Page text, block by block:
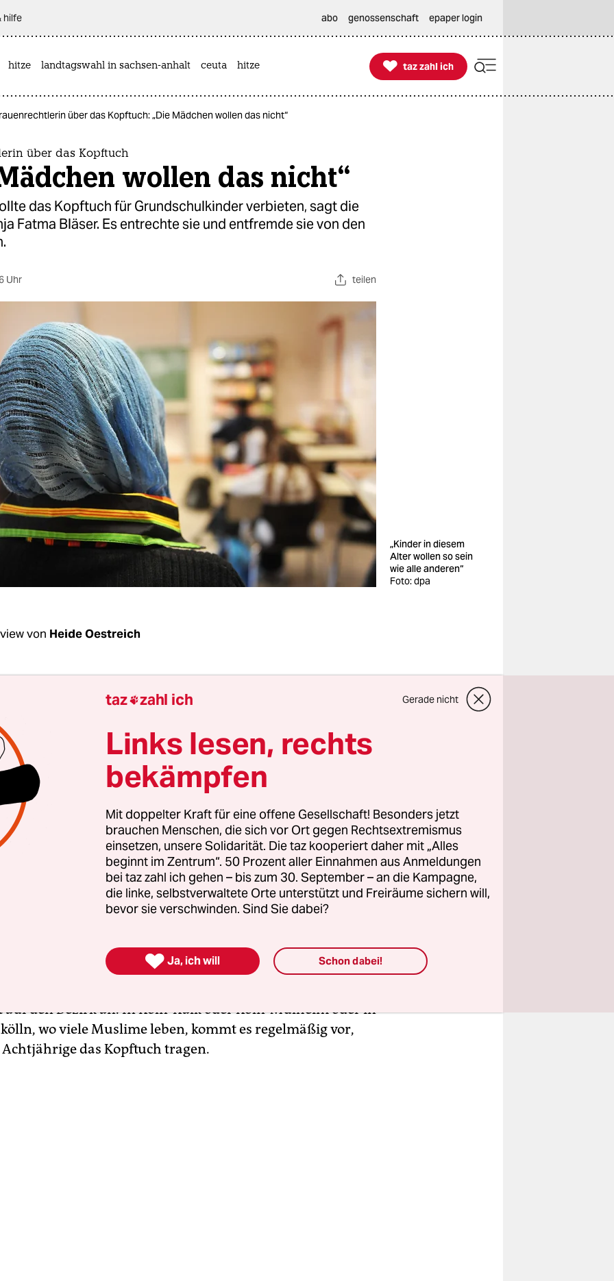
hilfe abo genossenschaft epaper login
hitze landtagswahl in sachsen-anhalt ceuta hitze 
taz zahl ich
taz zahl ich
über das Kopftuch: „Die Mädchen wollen das nicht“
über das Kopftuch
wollen das nicht“
das Kopftuch für Grundschulkinder verbieten, sagt die
Fatma Bläser. Es entrechte sie und entfremde sie von den
Uhr teilen
„Kinder in diesem
Alter wollen so sein
wie alle anderen“
Foto: dpa
von Heide Oestreich
als ich 1974 eingeschult wurde, bekamen wir Mädchen
Verkehrswacht ein orangefarbenes Kopftuch geschenkt
uns besser sehen kann. Das lässt sich in seiner
mit dem islamischen Kopftuch nicht vergleichen – aber
am Ende des Tages nicht auch um das: Ein simples
das Mädchen nicht automatisch entrechtet?
Bläser:
Nein, das islamische Kopftuch ist kein simples
Und ja, es entrechtet Mädchen, die sich nicht selbst
haben. Das ist das Problem. Die wohlmeinenden
die das nicht sehen, haben meines Erachtens eine rosarote
Sie in Grundschulen, in denen Sie über Islam und
aufklären, auf Mädchen mit Kopftüchern?
auf den Bezirk an. In Köln-Kalk oder Köln-Mülheim oder in
wo viele Muslime leben, kommt es regelmäßig vor,
Achtjährige das Kopftuch tragen.
taz zahl ich Gerade nicht
Links lesen, rechts
bekämpfen
Mit doppelter Kraft für eine offene Gesellschaft! Besonders jetzt
brauchen Menschen, die sich vor Ort gegen Rechtsextremismus
einsetzen, unsere Solidarität. Die taz kooperiert daher mit „Alles
beginnt im Zentrum“. 50 Prozent aller Einnahmen aus Anmeldungen
bei taz zahl ich gehen – bis zum 30. September – an die Kampagne,
die linke, selbstverwaltete Orte unterstützt und Freiräume sichern will,
bevor sie verschwinden. Sind Sie dabei?
 Ja, ich will Schon dabei!